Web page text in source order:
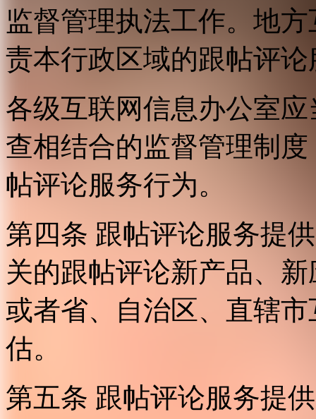
监督管理执法工作。地
责本行政区域的跟帖评
各级互联网信息办公室
查相结合的监督管理制
帖评论服务行为。
第四条 跟帖评论服务提
关的跟帖评论新产品、
或者省、自治区、直辖
估。
第五条 跟帖评论服务提